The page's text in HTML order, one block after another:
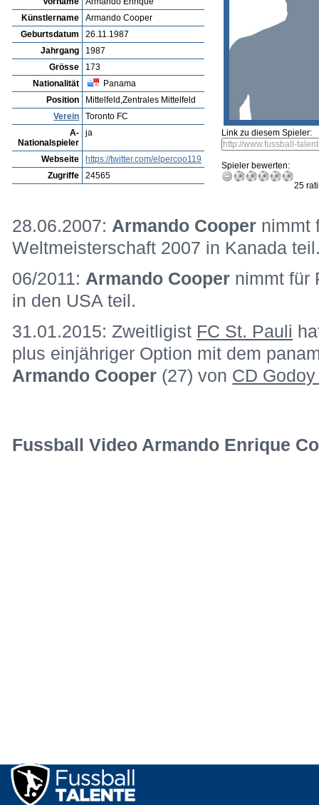
Künstlername
Armando Cooper
Geburtsdatum
26.11.1987
Jahrgang
1987
Grösse
173
Nationalität
Panama
Position
Mittelfeld,Zentrales Mittelfeld
Verein
Toronto FC
A-
Nationalspieler
ja
Webseite
https://twitter.com/elpercoo119
Zugriffe
24565
Link zu diesem Spieler:
Spieler bewerten:
25
28.06.2007: Armando Cooper nimmt
Weltmeisterschaft 2007 in Kanada
06/2011: Armando Cooper nimmt für
in den USA teil.
31.01.2015: Zweitligist FC St. Pauli
plus einjähriger Option mit dem
Armando Cooper (27) von CD
Fussball Video Armando Enrique